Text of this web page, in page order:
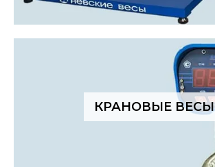
КРАНОВЫЕ ВЕСЫ